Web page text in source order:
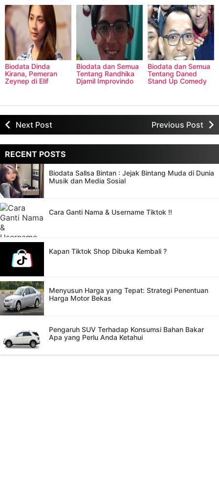
Netizen Malaysia
Biodata Dinda
Kirana, Pemeran
Zeynep di Elif
Biodata dan Semua
Tentang Randhika
Djamil Improvindo
Biodata dan Semua
Tentang Daned
Stand Up Comedy
Next Post Previous Post
RECENT POSTS
Biodata Sallsa Bintan : Jejak Bintang Muda di Dunia
Musik dan Media Sosial
Cara Ganti Nama & Username Tiktok !!
Kapan Tiktok Shop Dibuka Kembali ?
Menyusun Harga yang Tepat: Strategi Penentuan
Harga Motor Bekas
Pengaruh SUV Terhadap Konsumsi Bahan Bakar
Apa yang Perlu Anda Ketahui